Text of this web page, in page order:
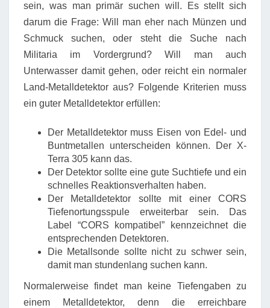
sein, was man primär suchen will. Es stellt sich
darum die Frage: Will man eher nach Münzen und
Schmuck suchen, oder steht die Suche nach
Militaria im Vordergrund? Will man auch
Unterwasser damit gehen, oder reicht ein normaler
Land-Metalldetektor aus? Folgende Kriterien muss
ein guter Metalldetektor erfüllen:
Der Metalldetektor muss Eisen von Edel- und
Buntmetallen unterscheiden können. Der X-
Terra 305 kann das.
Der Detektor sollte eine gute Suchtiefe und ein
schnelles Reaktionsverhalten haben.
Der Metalldetektor sollte mit einer CORS
Tiefenortungsspule erweiterbar sein. Das
Label “CORS kompatibel” kennzeichnet die
entsprechenden Detektoren.
Die Metallsonde sollte nicht zu schwer sein,
damit man stundenlang suchen kann.
Normalerweise findet man keine Tiefengaben zu
einem Metalldetektor, denn die erreichbare